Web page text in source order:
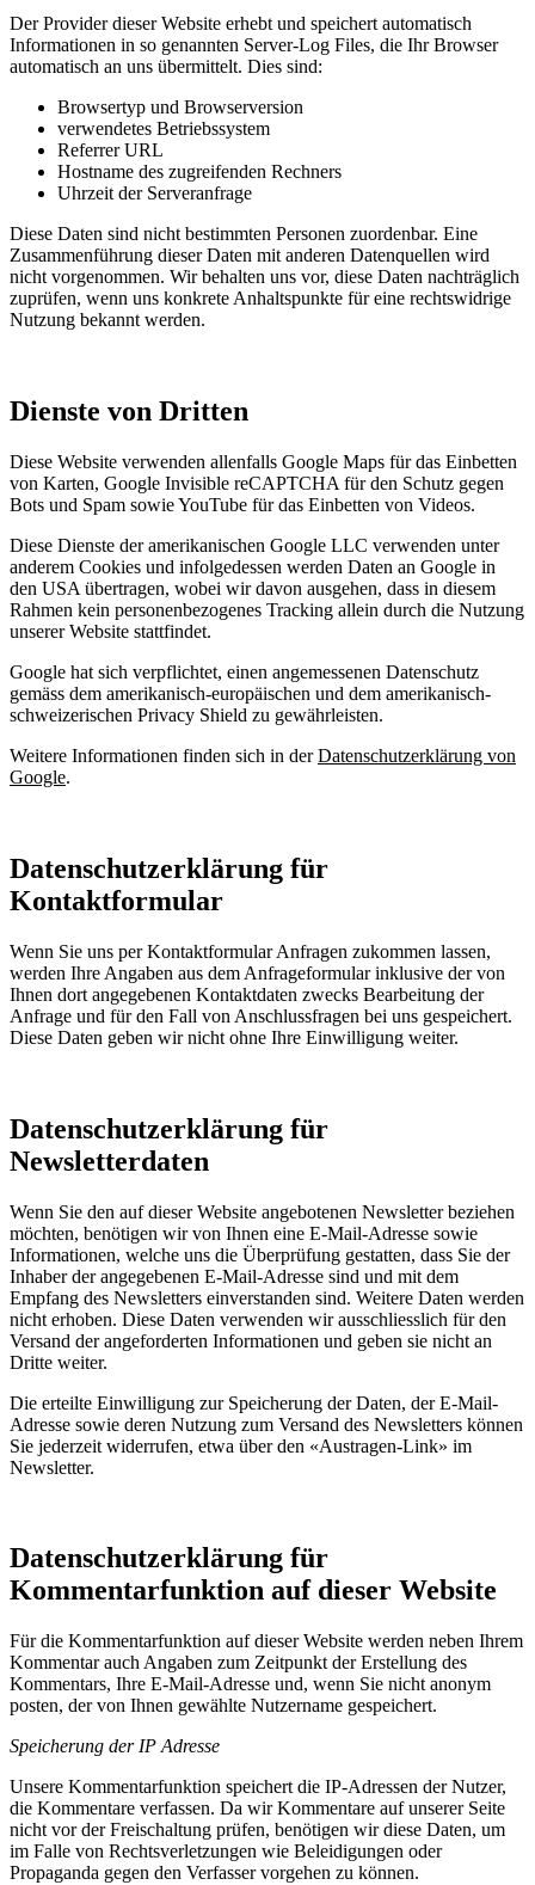
Der Provider dieser Website erhebt und speichert automatisch
Informationen in so genannten Server-Log Files, die Ihr Browser
automatisch an uns übermittelt. Dies sind:
Browsertyp und Browserversion
verwendetes Betriebssystem
Referrer URL
Hostname des zugreifenden Rechners
Uhrzeit der Serveranfrage
Diese Daten sind nicht bestimmten Personen zuordenbar. Eine
Zusammenführung dieser Daten mit anderen Datenquellen wird
nicht vorgenommen. Wir behalten uns vor, diese Daten nachträglich
zuprüfen, wenn uns konkrete Anhaltspunkte für eine rechtswidrige
Nutzung bekannt werden.
Dienste von Dritten
Diese Website verwenden allenfalls Google Maps für das Einbetten
von Karten, Google Invisible reCAPTCHA für den Schutz gegen
Bots und Spam sowie YouTube für das Einbetten von Videos.
Diese Dienste der amerikanischen Google LLC verwenden unter
anderem Cookies und infolgedessen werden Daten an Google in
den USA übertragen, wobei wir davon ausgehen, dass in diesem
Rahmen kein personenbezogenes Tracking allein durch die Nutzung
unserer Website stattfindet.
Google hat sich verpflichtet, einen angemessenen Datenschutz
gemäss dem amerikanisch-europäischen und dem amerikanisch-
schweizerischen Privacy Shield zu gewährleisten.
Weitere Informationen finden sich in derDatenschutzerklärung von
Google.
Datenschutzerklärung für
Kontaktformular
Wenn Sie uns per Kontaktformular Anfragen zukommen lassen,
werden Ihre Angaben aus dem Anfrageformular inklusive der von
Ihnen dort angegebenen Kontaktdaten zwecks Bearbeitung der
Anfrage und für den Fall von Anschlussfragen bei uns gespeichert.
Diese Daten geben wir nicht ohne Ihre Einwilligung weiter.
Datenschutzerklärung für
Newsletterdaten
Wenn Sie den auf dieser Website angebotenen Newsletter beziehen
möchten, benötigen wir von Ihnen eine E-Mail-Adresse sowie
Informationen, welche uns die Überprüfung gestatten, dass Sie der
Inhaber der angegebenen E-Mail-Adresse sind und mit dem
Empfang des Newsletters einverstanden sind. Weitere Daten werden
nicht erhoben. Diese Daten verwenden wir ausschliesslich für den
Versand der angeforderten Informationen und geben sie nicht an
Dritte weiter.
Die erteilte Einwilligung zur Speicherung der Daten, der E-Mail-
Adresse sowie deren Nutzung zum Versand des Newsletters können
Sie jederzeit widerrufen, etwa über den «Austragen-Link» im
Newsletter.
Datenschutzerklärung für
Kommentarfunktion auf dieser Website
Für die Kommentarfunktion auf dieser Website werden neben Ihrem
Kommentar auch Angaben zum Zeitpunkt der Erstellung des
Kommentars, Ihre E-Mail-Adresse und, wenn Sie nicht anonym
posten, der von Ihnen gewählte Nutzername gespeichert.
Speicherung der IP Adresse
Unsere Kommentarfunktion speichert die IP-Adressen der Nutzer,
die Kommentare verfassen. Da wir Kommentare auf unserer Seite
nicht vor der Freischaltung prüfen, benötigen wir diese Daten, um
im Falle von Rechtsverletzungen wie Beleidigungen oder
Propaganda gegen den Verfasser vorgehen zu können.